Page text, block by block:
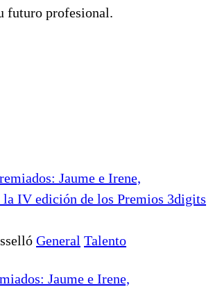
futuro profesional.
General Talento
Jaume e Irene,